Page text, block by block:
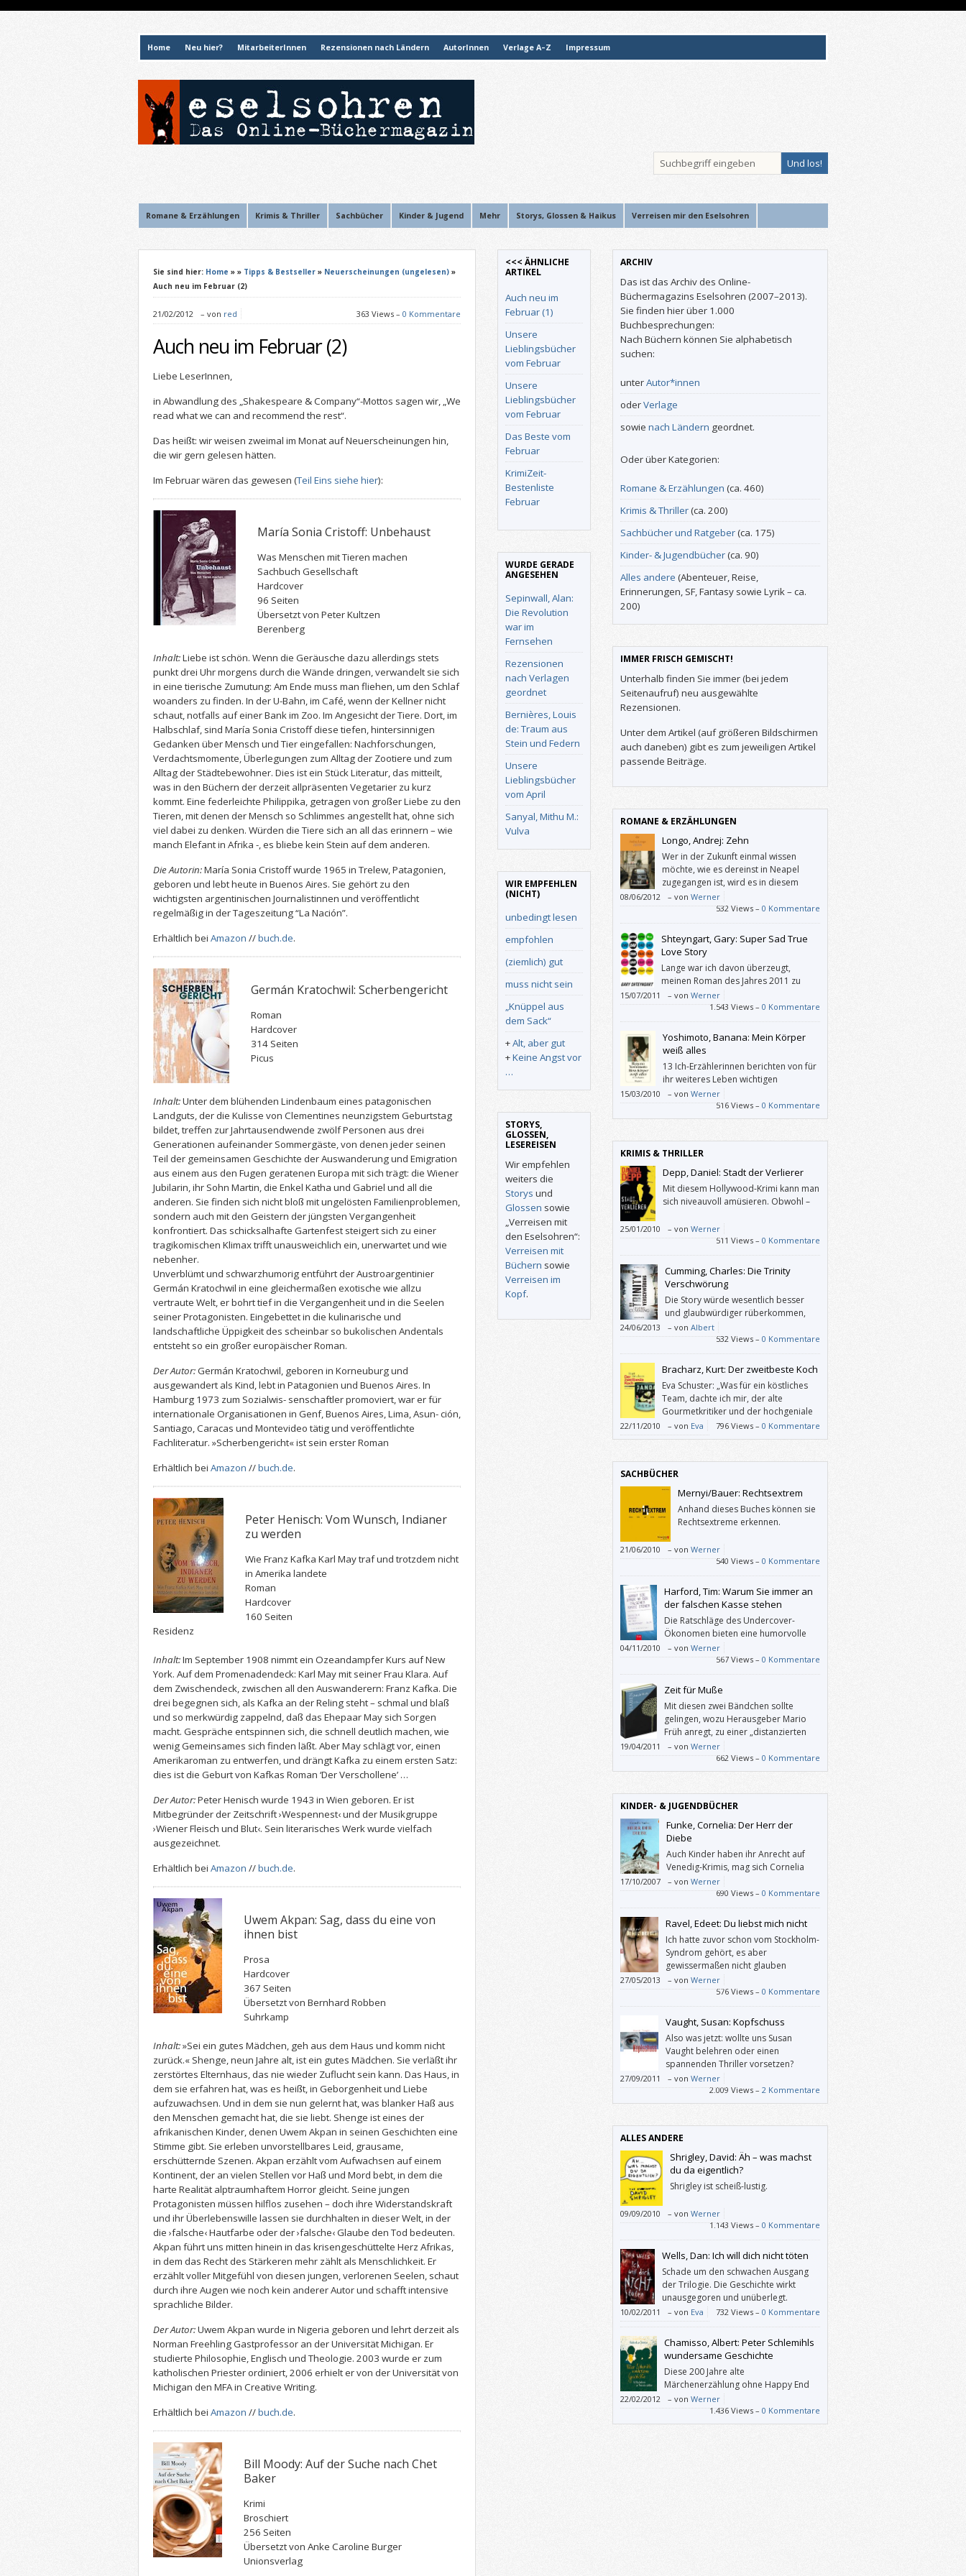
Home Neu hier? MitarbeiterInnen Rezensionen nach Ländern AutorInnen Verlage A–Z Impressum
Romane & Erzählungen Krimis & Thriller Sachbücher Kinder & Jugend Mehr Storys, Glossen & Haikus Verreisen mir den Eselsohren
Sie sind hier: Home » » Tipps & Bestseller » Neuerscheinungen (ungelesen) »
Auch neu im Februar (2)
21/02/2012 – von red 363 Views – 0 Kommentare
Auch neu im Februar (2)
Liebe LeserInnen,
in Abwandlung des „Shakespeare & Company“-Mottos sagen wir, „We
read what we can and recommend the rest“.
Das heißt: wir weisen zweimal im Monat auf Neuerscheinungen hin,
die wir gern gelesen hätten.
Im Februar wären das gewesen (Teil Eins siehe hier):
María Sonia Cristoff: Unbehaust
Was Menschen mit Tieren machen
Sachbuch Gesellschaft
Hardcover
96 Seiten
Übersetzt von Peter Kultzen
Berenberg
Inhalt:Liebe ist schön. Wenn die Geräusche dazu allerdings stets
punkt drei Uhr morgens durch die Wände dringen, verwandelt sie sich
in eine tierische Zumutung: Am Ende muss man fliehen, um den Schlaf
woanders zu finden. In der U-Bahn, im Café, wenn der Kellner nicht
schaut, notfalls auf einer Bank im Zoo. Im Angesicht der Tiere. Dort, im
Halbschlaf, sind María Sonia Cristoff diese tiefen, hintersinnigen
Gedanken über Mensch und Tier eingefallen: Nachforschungen,
Verdachtsmomente, Überlegungen zum Alltag der Zootiere und zum
Alltag der Städtebewohner. Dies ist ein Stück Literatur, das mitteilt,
was in den Büchern der derzeit allpräsenten Vegetarier zu kurz
kommt. Eine federleichte Philippika, getragen von großer Liebe zu den
Tieren, mit denen der Mensch so Schlimmes angestellt hat, ohne sich
viel dabei zu denken. Würden die Tiere sich an all das erinnern – wie
manch Elefant in Afrika -, es bliebe kein Stein auf dem anderen.
Die Autorin:María Sonia Cristoff wurde 1965 in Trelew, Patagonien,
geboren und lebt heute in Buenos Aires. Sie gehört zu den
wichtigsten argentinischen Journalistinnen und veröffentlicht
regelmäßig in der Tageszeitung “La Nación”.
Erhältlich bei Amazon //buch.de.
Germán Kratochwil: Scherbengericht
Roman
Hardcover
314 Seiten
Picus
Inhalt:Unter dem blühenden Lindenbaum eines patagonischen
Landguts, der die Kulisse von Clementines neunzigstem Geburtstag
bildet, treffen zur Jahrtausendwende zwölf Personen aus drei
Generationen aufeinander Sommergäste, von denen jeder seinen
Teil der gemeinsamen Geschichte der Auswanderung und Emigration
aus einem aus den Fugen geratenen Europa mit sich trägt: die Wiener
Jubilarin, ihr Sohn Martin, die Enkel Katha und Gabriel und all die
anderen. Sie finden sich nicht bloß mit ungelösten Familienproblemen,
sondern auch mit den Geistern der jüngsten Vergangenheit
konfrontiert. Das schicksalhafte Gartenfest steigert sich zu einer
tragikomischen Klimax trifft unausweichlich ein, unerwartet und wie
nebenher.
Unverblümt und schwarzhumorig entführt der Austroargentinier
Germán Kratochwil in eine gleichermaßen exotische wie allzu
vertraute Welt, er bohrt tief in die Vergangenheit und in die Seelen
seiner Protagonisten. Eingebettet in die kulinarische und
landschaftliche Üppigkeit des scheinbar so bukolischen Andentals
entsteht so ein großer europäischer Roman.
Der Autor:Germán Kratochwil, geboren in Korneuburg und
ausgewandert als Kind, lebt in Patagonien und Buenos Aires. In
Hamburg 1973 zum Sozialwis- senschaftler promoviert, war er für
internationale Organisationen in Genf, Buenos Aires, Lima, Asun- ción,
Santiago, Caracas und Montevideo tätig und veröffentlichte
Fachliteratur. »Scherbengericht« ist sein erster Roman
Erhältlich bei Amazon //buch.de.
Peter Henisch: Vom Wunsch, Indianer
zu werden
Wie Franz Kafka Karl May traf und trotzdem nicht
in Amerika landete
Roman
Hardcover
160 Seiten
Residenz
Inhalt:Im September 1908 nimmt ein Ozeandampfer Kurs auf New
York. Auf dem Promenadendeck: Karl May mit seiner Frau Klara. Auf
dem Zwischendeck, zwischen all den Auswanderern: Franz Kafka. Die
drei begegnen sich, als Kafka an der Reling steht – schmal und blaß
und so merkwürdig zappelnd, daß das Ehepaar May sich Sorgen
macht. Gespräche entspinnen sich, die schnell deutlich machen, wie
wenig Gemeinsames sich finden läßt. Aber May schlägt vor, einen
Amerikaroman zu entwerfen, und drängt Kafka zu einem ersten Satz:
dies ist die Geburt von Kafkas Roman ‘Der Verschollene’ …
Der Autor:Peter Henisch wurde 1943 in Wien geboren. Er ist
Mitbegründer der Zeitschrift ›Wespennest‹ und der Musikgruppe
›Wiener Fleisch und Blut‹. Sein literarisches Werk wurde vielfach
ausgezeichnet.
Erhältlich bei Amazon //buch.de.
Uwem Akpan: Sag, dass du eine von
ihnen bist
Prosa
Hardcover
367 Seiten
Übersetzt von Bernhard Robben
Suhrkamp
Inhalt:»Sei ein gutes Mädchen, geh aus dem Haus und komm nicht
zurück.« Shenge, neun Jahre alt, ist ein gutes Mädchen. Sie verläßt ihr
zerstörtes Elternhaus, das nie wieder Zuflucht sein kann. Das Haus, in
dem sie erfahren hat, was es heißt, in Geborgenheit und Liebe
aufzuwachsen. Und in dem sie nun gelernt hat, was blanker Haß aus
den Menschen gemacht hat, die sie liebt. Shenge ist eines der
afrikanischen Kinder, denen Uwem Akpan in seinen Geschichten eine
Stimme gibt. Sie erleben unvorstellbares Leid, grausame,
erschütternde Szenen. Akpan erzählt vom Aufwachsen auf einem
Kontinent, der an vielen Stellen vor Haß und Mord bebt, in dem die
harte Realität alptraumhaftem Horror gleicht. Seine jungen
Protagonisten müssen hilflos zusehen – doch ihre Widerstandskraft
und ihr Überlebenswille lassen sie durchhalten in dieser Welt, in der
die ›falsche‹ Hautfarbe oder der ›falsche‹ Glaube den Tod bedeuten.
Akpan führt uns mitten hinein in das krisengeschüttelte Herz Afrikas,
in dem das Recht des Stärkeren mehr zählt als Menschlichkeit. Er
erzählt voller Mitgefühl von diesen jungen, verlorenen Seelen, schaut
durch ihre Augen wie noch kein anderer Autor und schafft intensive
sprachliche Bilder.
Der Autor:Uwem Akpan wurde in Nigeria geboren und lehrt derzeit als
Norman Freehling Gastprofessor an der Universität Michigan. Er
studierte Philosophie, Englisch und Theologie. 2003 wurde er zum
katholischen Priester ordiniert, 2006 erhielt er von der Universität von
Michigan den MFA in Creative Writing.
Erhältlich bei Amazon //buch.de.
Bill Moody: Auf der Suche nach Chet
Baker
Krimi
Broschiert
256 Seiten
Übersetzt von Anke Caroline Burger
Unionsverlag
<<< ÄHNLICHE
ARTIKEL
Auch neu im
Februar (1)
Unsere
Lieblingsbücher
vom Februar
Unsere
Lieblingsbücher
vom Februar
Das Beste vom
Februar
KrimiZeit-
Bestenliste
Februar
WURDE GERADE
ANGESEHEN
Sepinwall, Alan:
Die Revolution
war im
Fernsehen
Rezensionen
nach Verlagen
geordnet
Bernières, Louis
de: Traum aus
Stein und Federn
Unsere
Lieblingsbücher
vom April
Sanyal, Mithu M.:
Vulva
WIR EMPFEHLEN
(NICHT)
unbedingt lesen
empfohlen
(ziemlich) gut
muss nicht sein
„Knüppel aus
dem Sack“
+Alt, aber gut
+Keine Angst vor
…
STORYS,
GLOSSEN,
LESEREISEN
Wir empfehlen
weiters die
Storys und
Glossen sowie
„Verreisen mit
den Eselsohren“:
Verreisen mit
Büchern sowie
Verreisen im
Kopf.
ARCHIV
Das ist das Archiv des Online-
Büchermagazins Eselsohren (2007–2013).
Sie finden hier über 1.000
Buchbesprechungen:
Nach Büchern können Sie alphabetisch
suchen:
unterAutor*innen
oderVerlage
sowie nach Ländern geordnet.
Oder über Kategorien:
Romane & Erzählungen (ca. 460)
Krimis & Thriller(ca. 200)
Sachbücher und Ratgeber(ca. 175)
Kinder- & Jugendbücher(ca. 90)
Alles andere (Abenteuer, Reise,
Erinnerungen, SF, Fantasy sowie Lyrik – ca.
200)
IMMER FRISCH GEMISCHT!
Unterhalb finden Sie immer (bei jedem
Seitenaufruf) neu ausgewählte
Rezensionen.
Unter dem Artikel (auf größeren Bildschirmen
auch daneben) gibt es zum jeweiligen Artikel
passende Beiträge.
ROMANE & ERZÄHLUNGEN
Longo, Andrej: Zehn
Wer in der Zukunft einmal wissen
möchte, wie es dereinst in Neapel
zugegangen ist, wird es in diesem
Buch finden.
08/06/2012 – von Werner
532 Views – 0 Kommentare
Shteyngart, Gary: Super Sad True
Love Story
Lange war ich davon überzeugt,
meinen Roman des Jahres 2011 zu
lesen, und dann hält der Autor seine
Versprechen nicht ein.
15/07/2011 – von Werner
1.543 Views – 0 Kommentare
Yoshimoto, Banana: Mein Körper
weiß alles
13 Ich-Erzählerinnen berichten von für
ihr weiteres Leben wichtigen
Ereignissen oder Entscheidungen.
15/03/2010 – von Werner
516 Views – 0 Kommentare
KRIMIS & THRILLER
Depp, Daniel: Stadt der Verlierer
Mit diesem Hollywood-Krimi kann man
sich niveauvoll amüsieren. Obwohl –
25/01/2010 – von Werner
511 Views – 0 Kommentare
Cumming, Charles: Die Trinity
Verschwörung
Die Story würde wesentlich besser
und glaubwürdiger rüberkommen,
wenn sie zeitlich Anfang der 80er
angesiedelt wäre. Denn leider muss der Autor
die Protagonisten durch allerlei Konstruktionen
daran hindern, die moderne Technik logisch
einzusetzen.
24/06/2013 – von Albert
532 Views – 0 Kommentare
Bracharz, Kurt: Der zweitbeste Koch
Eva Schuster: „Was für ein köstliches
Team, dachte ich mir, der alte
Gourmetkritiker und der hochgeniale
Teenager. – Der Roman geht dann
aber ganz anders weiter. Leider.“
22/11/2010 – von Eva 796 Views – 0 Kommentare
SACHBÜCHER
Mernyi/Bauer: Rechtsextrem
Anhand dieses Buches können sie
Rechtsextreme erkennen.
21/06/2010 – von Werner
540 Views – 0 Kommentare
Harford, Tim: Warum Sie immer an
der falschen Kasse stehen
Die Ratschläge des Undercover-
Ökonomen bieten eine humorvolle
Alternative zu esoterischen und
sonstigen Formen der Lebensberatung.
04/11/2010 – von Werner
567 Views – 0 Kommentare
Zeit für Muße
Mit diesen zwei Bändchen sollte
gelingen, wozu Herausgeber Mario
Früh anregt, zu einer „distanzierten
Wahrnehmung des eigenen Selbst,
der Gesellschaft und der Natur.“
19/04/2011 – von Werner
662 Views – 0 Kommentare
KINDER- & JUGENDBÜCHER
Funke, Cornelia: Der Herr der
Diebe
Auch Kinder haben ihr Anrecht auf
Venedig-Krimis, mag sich Cornelia
Funke angesichts der Da-weiß-man-
was-man-kriegt-Donna-Leons gedacht haben
und erzählt ihrem Publikum in “Der Herr der
Diebe” eine anspruchsvolle Geschichte mit vielen
überraschenden Drehungen und Wendungen.
17/10/2007 – von Werner
690 Views – 0 Kommentare
Ravel, Edeet: Du liebst mich nicht
Ich hatte zuvor schon vom Stockholm-
Syndrom gehört, es aber
gewissermaßen nicht glauben
können, dass Menschen tatsächlich so
reagieren. In diesem Roman habe ich keine
Sekunde daran gezweifelt, dass sich ein
Entführungsopfer so verhalten könnte wie Chloe.
27/05/2013 – von Werner
576 Views – 0 Kommentare
Vaught, Susan: Kopfschuss
Also was jetzt: wollte uns Susan
Vaught belehren oder einen
spannenden Thriller vorsetzen?
27/09/2011 – von Werner
2.009 Views – 2 Kommentare
ALLES ANDERE
Shrigley, David: Äh – was machst
du da eigentlich?
Shrigley ist scheiß-lustig.
09/09/2010 – von Werner
1.143 Views – 0 Kommentare
Wells, Dan: Ich will dich nicht töten
Schade um den schwachen Ausgang
der Trilogie. Die Geschichte wirkt
unausgegoren und unüberlegt.
10/02/2011 – von Eva 732 Views – 0 Kommentare
Chamisso, Albert: Peter Schlemihls
wundersame Geschichte
Diese 200 Jahre alte
Märchenerzählung ohne Happy End
ist nach wie vor beeindruckend – und
beunruhigend.
22/02/2012 – von Werner
1.436 Views – 0 Kommentare